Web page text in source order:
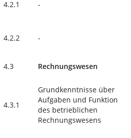
4.2.1 -
4.2.2 -
4.3 Rechnungswesen
4.3.1
Grundkenntnisse über
Aufgaben und Funktion
des betrieblichen
Rechnungswesens